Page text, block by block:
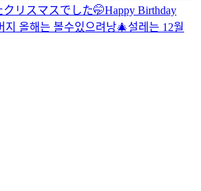
リスマスでした🤭Happy Birthday
지 올해는 볼수있으려낭🎄설레는 12월